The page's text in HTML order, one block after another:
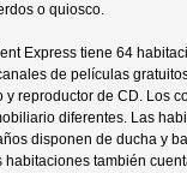
o quiosco.
Express tiene 64
de películas
y reproductor de CD. Los
diferentes. Las
disponen de ducha y
habitaciones también